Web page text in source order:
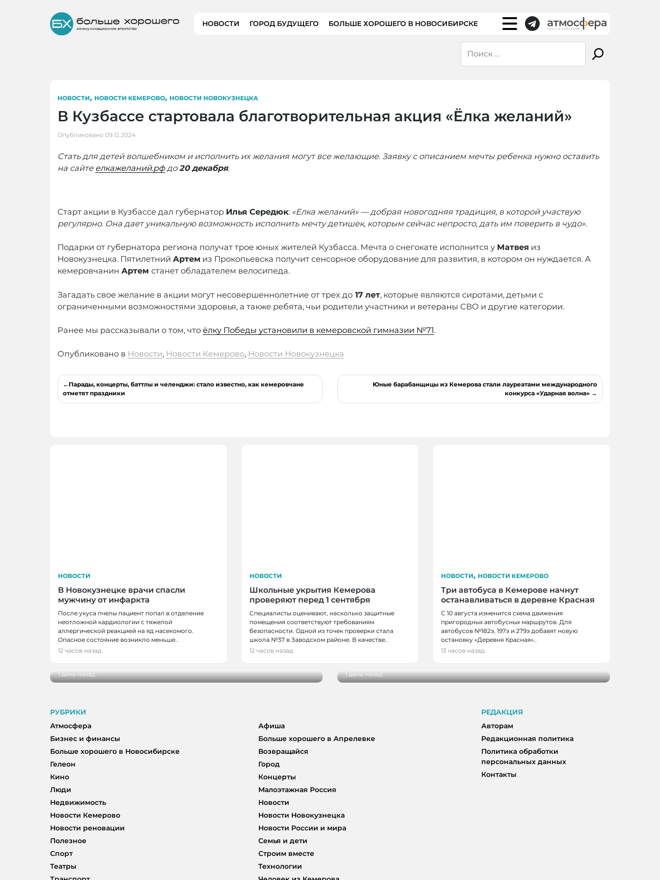
НОВОСТИ ГОРОД БУДУЩЕГО БОЛЬШЕ ХОРОШЕГО В НОВОСИБИРСКЕ
НОВОСТИ, НОВОСТИ КЕМЕРОВО, НОВОСТИ НОВОКУЗНЕЦКА
В Кузбассе стартовала благотворительная акция «Ёлка желаний»
Опубликовано 09.12.2024
Стать для детей волшебником и исполнить их желания могут все желающие. Заявку с описанием мечты ребенка нужно оставить
на сайте елкажеланий.рфдо 20 декабря.
Старт акции в Кузбассе дал губернатор Илья Середюк: «Елка желаний» — добрая новогодняя традиция, в которой участвую
регулярно. Она дает уникальную возможность исполнить мечту детишек, которым сейчас непросто, дать им поверить в чудо».
Подарки от губернатора региона получат трое юных жителей Кузбасса. Мечта о снегокате исполнится у Матвея из
Новокузнецка. Пятилетний Артем из Прокопьевска получит сенсорное оборудование для развития, в котором он нуждается. А
кемеровчанин Артем станет обладателем велосипеда.
Загадать свое желание в акции могут несовершеннолетние от трех до 17 лет, которые являются сиротами, детьми с
ограниченными возможностями здоровья, а также ребята, чьи родители участники и ветераны СВО и другие категории.
Ранее мы рассказывали о том, что ёлку Победы установили в кемеровской гимназии №71.
Опубликовано в Новости, Новости Кемерово, Новости Новокузнецка
Навигация
по
Парады, концерты, баттлы и челенджи: стало известно, как кемеровчане
отметят праздники
Юные барабанщицы из Кемерова стали лауреатами международного
конкурса «Ударная волна»
НОВОСТИ
В Новокузнецке врачи спасли
мужчину от инфаркта
После укуса пчелы пациент попал в отделение
неотложной кардиологии с тяжелой
аллергической реакцией на яд насекомого.
Опасное состояние возникло меньше..
12 часов назад
НОВОСТИ
Школьные укрытия Кемерова
проверяют перед 1 сентября
Специалисты оценивают, насколько защитные
помещения соответствуют требованиям
безопасности. Одной из точек проверки стала
школа №37 в Заводском районе. В качестве..
12 часов назад
НОВОСТИ, НОВОСТИ КЕМЕРОВО
Три автобуса в Кемерове начнут
останавливаться в деревне Красная
С 10 августа изменится схема движения
пригородных автобусных маршрутов. Для
автобусов №182э, 197э и 279э добавят новую
остановку «Деревня Красная»..
13 часов назад
НОВОСТИ
В Кузбассе наградили лучших тренеров, спортсменов и
1 день назад
НОВОСТИ, НОВОСТИ КЕМЕРОВО
В Кемерове более 280 школьников получили помощь перед
1 день назад
РУБРИКИ
Атмосфера
Афиша
Бизнес и финансы
Больше хорошего в Апрелевке
Больше хорошего в Новосибирске
Возвращайся
Гелеон
Город
Кино
Концерты
Люди
Малоэтажная Россия
Недвижимость
Новости
Новости Кемерово
Новости Новокузнецка
Новости реновации
Новости России и мира
Полезное
Семья и дети
Спорт
Строим вместе
Театры
Технологии
РЕДАКЦИЯ
Авторам
Редакционная политика
Политика обработки
персональных данных
Контакты